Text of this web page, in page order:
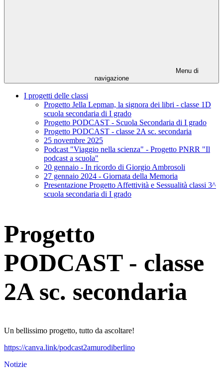
Menu di
navigazione
I progetti delle classi
Progetto Jella Lepman, la signora dei libri - classe 1D
scuola secondaria di I grado
Progetto PODCAST - Scuola Secondaria di I grado
Progetto PODCAST - classe 2A sc. secondaria
25 novembre 2025
Podcast "Viaggio nella scienza" - Progetto PNRR "Il
podcast a scuola"
20 gennaio - In ricordo di Giorgio Ambrosoli
27 gennaio 2024 - Giornata della Memoria
Presentazione Progetto Affettività e Sessualità classi 3^
scuola secondaria di I grado
Progetto
PODCAST - classe
2A sc. secondaria
Un bellissimo progetto, tutto da ascoltare!
https://canva.link/podcast2amurodiberlino
Notizie